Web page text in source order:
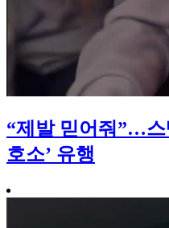
“제발 믿어줘”…스
호소’ 유행